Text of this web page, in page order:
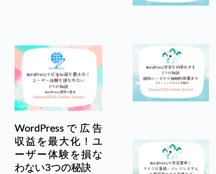
WordPressで広告
収益を最大化！ユ
ーザー体験を損な
わない3つの秘訣